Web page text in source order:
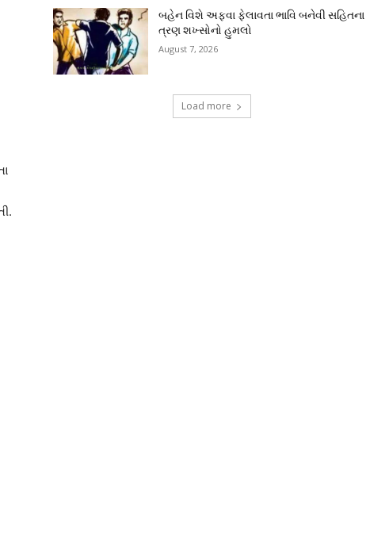
બહેન વિશે અફવા ફેલાવતા ભાવિ બનેવી સહિતના
ત્રણ શખ્સોનો હુમલો
August 7, 2026
Load more